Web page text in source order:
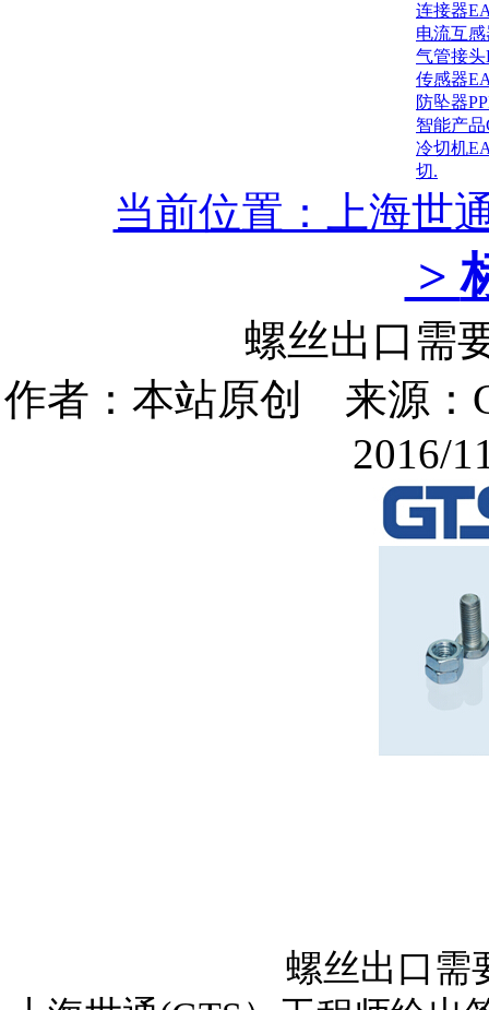
连接器
电流互
气管接
传感器
防坠器
智能产
冷切机
切.
当前位置：上海世
>
螺丝出口需
作者：本站原创 来源
2016/
螺丝出口需